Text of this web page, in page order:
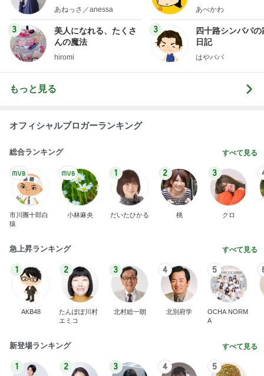
little minimalist's bea
あねっさ／anessa
3
美人になれる、たくさ
んの魔法
hiromi
あべかわ
3
四十路シンパパの
日記
はやパパ
もっと見る
オフィシャルブロガーランキング
総合ランキング すべて見る
市川團十郎白
猿
小林麻央
1
だいたひかる
2
桃
3
クロ
急上昇ランキング すべて見る
1
AKB48
2
たんぽぽ川村
エミコ
3
北村総一朗
4
北別府学
5
OCHA NORM
A
新登場ランキング すべて見る
1 2 3 4 5